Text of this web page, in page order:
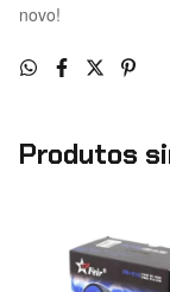
novo!
Produtos